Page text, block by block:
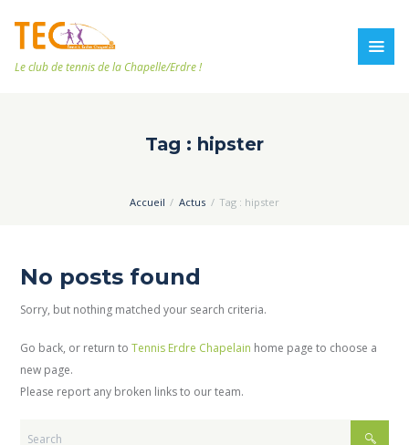
Le club de tennis de la Chapelle/Erdre !
Tag : hipster
Accueil Actus Tag : hipster
No posts found
Sorry, but nothing matched your search criteria.
Go back, or return toTennis Erdre Chapelain home page to choose a
new page.
Please report any broken links to our team.